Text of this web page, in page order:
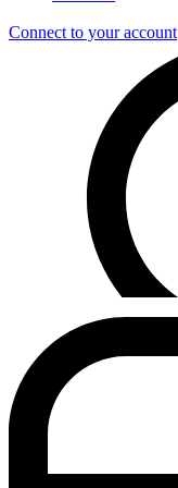
Connect to your account